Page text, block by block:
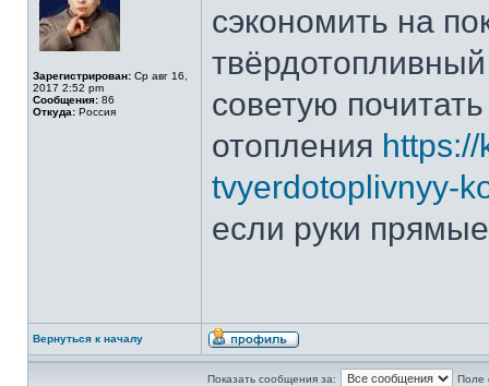
Зарегистрирован: Ср авг 16,
2017 2:52 pm
Сообщения: 86
Откуда: Россия
сэкономить на
советую
отопления
tvyerdotoplivnyy-
если руки
Вернуться к началу
Показать сообщения за: Поле